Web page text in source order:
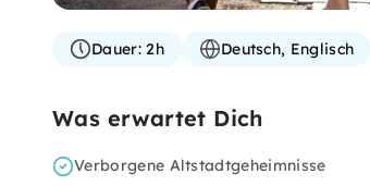
Dauer:2h Deutsch, Englisch
Was erwartet Dich
Verborgene Altstadtgeheimnisse